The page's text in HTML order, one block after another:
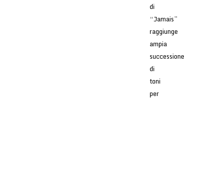
di
“Jamais”
raggiunge
ampia
successione
di
toni
per